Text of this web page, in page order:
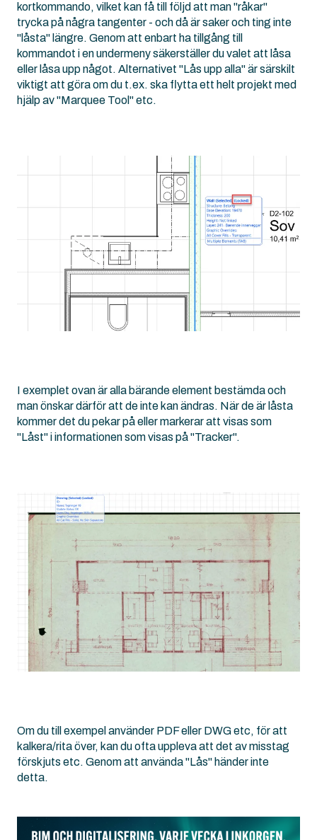
kortkommando, vilket kan få till följd att man "råkar"
trycka på några tangenter - och då är saker och ting inte
"låsta" längre. Genom att enbart ha tillgång till
kommandot i en undermeny säkerställer du valet att låsa
eller låsa upp något. Alternativet "Lås upp alla" är särskilt
viktigt att göra om du t.ex. ska flytta ett helt projekt med
hjälp av "Marquee Tool" etc.
I exemplet ovan är alla bärande element bestämda och
man önskar därför att de inte kan ändras. När de är låsta
kommer det du pekar på eller markerar att visas som
"Låst" i informationen som visas på "Tracker".
Om du till exempel använder PDF eller DWG etc, för att
kalkera/rita över, kan du ofta uppleva att det av misstag
förskjuts etc. Genom att använda "Lås" händer inte
detta.